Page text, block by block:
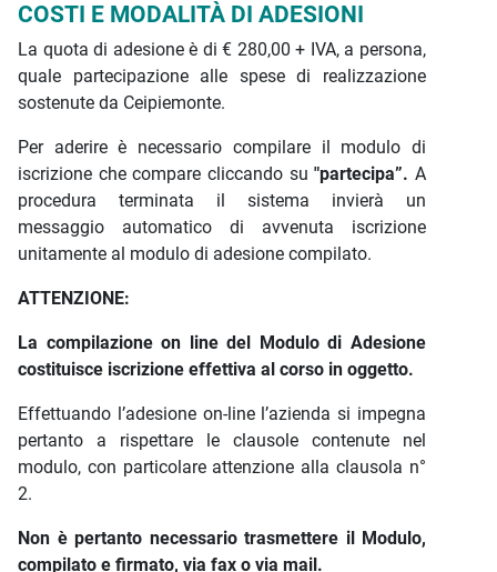
COSTI E MODALITÀ DI ADESIONI
La quota di adesione è di € 280,00 + IVA, a persona,
quale partecipazione alle spese di realizzazione
sostenute da Ceipiemonte.
Per aderire è necessario compilare il modulo di
iscrizione che compare cliccando su"partecipa”.A
procedura terminata il sistema invierà un
messaggio automatico di avvenuta iscrizione
unitamente al modulo di adesione compilato.
ATTENZIONE:
La compilazione on line del Modulo di Adesione
costituisce iscrizione effettiva al corso in oggetto.
Effettuando l’adesione on-line l’azienda si impegna
pertanto a rispettare le clausole contenute nel
modulo, con particolare attenzione alla clausola n°
2.
Non è pertanto necessario trasmettere il Modulo,
compilato e firmato, via fax o via mail.